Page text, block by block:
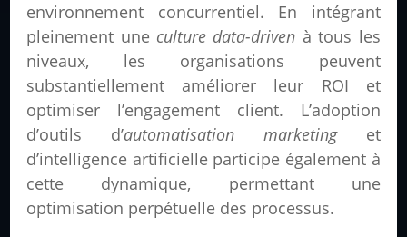
environnement concurrentiel. En intégrant
pleinement une culture data-driven à tous les
niveaux, les organisations peuvent
substantiellement améliorer leur ROI et
optimiser l’engagement client. L’adoption
d’outils d’automatisation marketinget
d’intelligence artificielle participe également à
cette dynamique, permettant une
optimisation perpétuelle des processus.